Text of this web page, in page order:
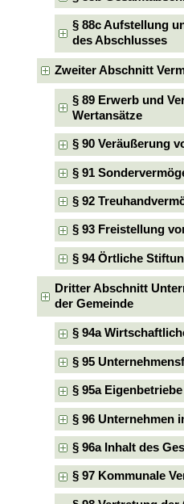
§ 88c Aufstellung
des Abschlusses
Zweiter Abschnitt
§ 89 Erwerb und
Wertansätze
§ 90 Veräußerung
§ 91
§ 92
§ 93 Freistellung
§ 94 Örtliche
Dritter Abschnitt
der Gemeinde
§ 94a
§ 95
§ 95a Eigenbetriebe
§ 96 Unternehmen
§ 96a Inhalt des
§ 97 Kommunale